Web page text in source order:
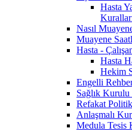
Hasta
Nasıl
Muayene
Hasta -
Hasta
Hekim
Engelli
Sağlık Kurulu
Refakat
Anlaşmalı
Medula Tesis